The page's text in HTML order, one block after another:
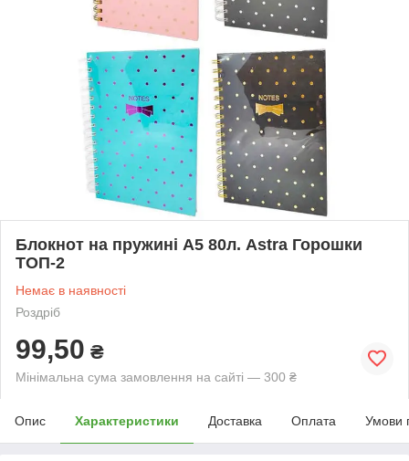
Блокнот на пружині А5 80л. Astra Горошки
ТОП-2
Немає в наявності
Роздріб
99,50 ₴
Мінімальна сума замовлення на сайті — 300 ₴
Опис Характеристики Доставка Оплата Умови